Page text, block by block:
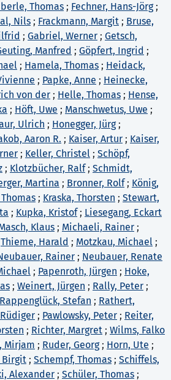
Thomas ; Fechner, Hans-Jörg;
Nils ; Frackmann, Margit ; Bruse,
; Gabriel, Werner ; Getsch,
Manfred ; Göpfert, Ingrid ;
; Hamela, Thomas ; Heidack,
; Papke, Anne ; Heinecke,
von der ; Helle, Thomas ; Hense,
; Höft, Uwe ; Manschwetus, Uwe ;
Ulrich ; Honegger, Jürg;
Aaron R. ; Kaiser, Artur ; Kaiser,
; Keller, Christel ; Schöpf,
; Klotzbücher, Ralf; Schmidt,
Martina ; Bronner, Rolf; König,
; Kraska, Thorsten ; Stewart,
; Kupka, Kristof; Liesegang, Eckart
Klaus ; Michaeli, Rainer ;
Thieme, Harald ; Motzkau, Michael ;
Rainer ; Neubauer, Renate
; Papenroth, Jürgen ; Hoke,
; Weinert, Jürgen ; Rally, Peter ;
Rappenglück, Stefan ; Rathert,
; Pawlowsky, Peter ; Reiter,
; Richter, Margret ; Wilms, Falko
Mirjam ; Ruder, Georg; Horn, Ute ;
Birgit ; Schempf, Thomas ; Schiffels,
Alexander ; Schüler, Thomas ;